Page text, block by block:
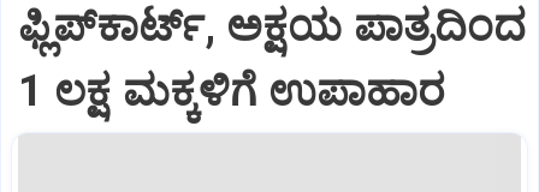
ಫ್ಲಿಪ್‌ಕಾರ್ಟ್‌, ಅಕ್ಷಯ ಪಾತ್ರದಿಂದ
1 ಲಕ್ಷ ಮಕ್ಕಳಿಗೆ ಉಪಾಹಾರ